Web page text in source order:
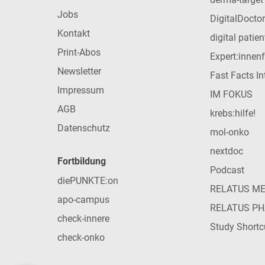
Jobs
Kontakt
Print-Abos
Newsletter
Impressum
AGB
Datenschutz
Fortbildung
diePUNKTE:on
apo-campus
check-innere
check-onko
DigitalDoctor
digital
Fast Facts
IM FOKUS
krebs:hilfe!
mol-onko
nextdoc
Podcast
RELATUS
RELATUS
Study